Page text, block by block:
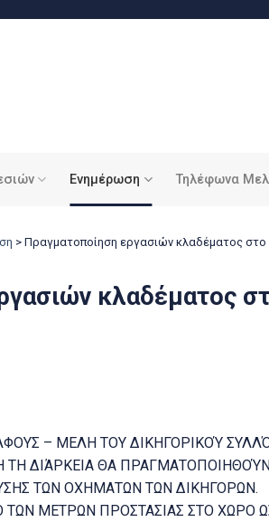
Ενημέρωση Τηλέφωνα
> Πραγματοποίηση εργασιών κλαδέματος
κλαδέματος
– ΜΕΛΗ ΤΟΥ ΔΙΚΗΓΟΡΙΚΟΎ
ΤΗ ΔΙΆΡΚΕΙΑ ΘΑ
ΤΩΝ ΟΧΗΜΑΤΩΝ ΤΩΝ ΔΙΚΗΓΟΡΩΝ.
ΜΕΤΡΩΝ ΠΡΟΣΤΑΣΙΑΣ ΣΤΟ ΧΩΡΟ